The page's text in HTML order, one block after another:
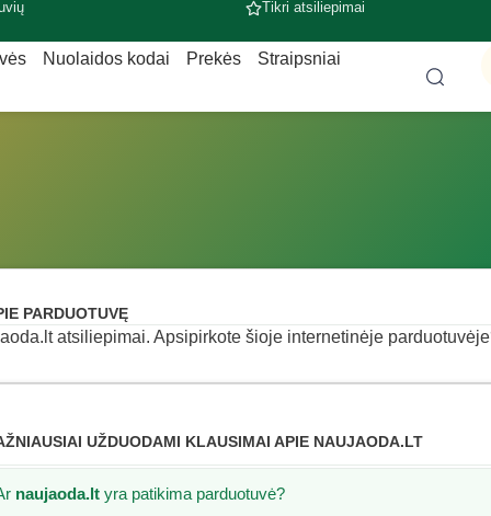
Tikri atsiliepimai
Nuolaidos kodai Prekės Straipsniai
PARDUOTUVĘ
atsiliepimai. Apsipirkote šioje internetinėje
UŽDUODAMI KLAUSIMAI APIE NAUJAODA.LT
naujaoda.lt yra patikima parduotuvė?